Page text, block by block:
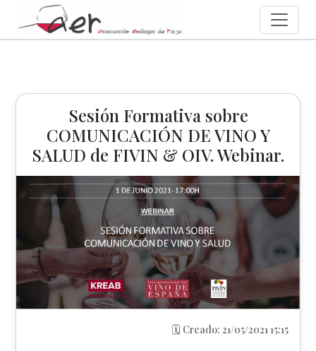
Sesión Formativa sobre
COMUNICACIÓN DE VINO Y
SALUD de FIVIN & OIV. Webinar.
🗓️ Creado: 21/05/2021 15:15